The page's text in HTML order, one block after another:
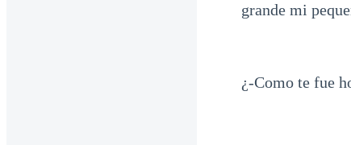
grande mi
¿-Como te fue